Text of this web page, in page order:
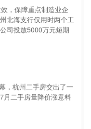
，保障重点制造业企
北海支行仅用时两个工
司投放5000万元短期
，杭州二手房交出了一
月二手房量降价涨意料